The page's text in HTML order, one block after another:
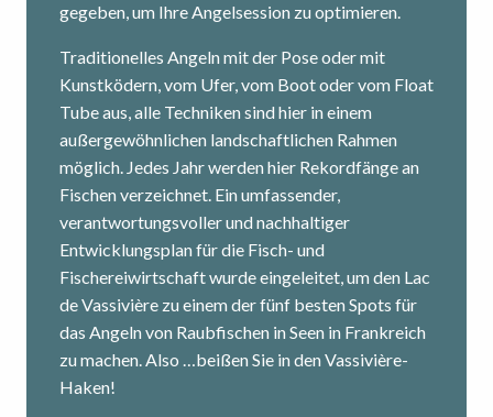
gegeben, um Ihre Angelsession zu optimieren.
Traditionelles Angeln mit der Pose oder mit
Kunstködern, vom Ufer, vom Boot oder vom Float
Tube aus, alle Techniken sind hier in einem
außergewöhnlichen landschaftlichen Rahmen
möglich. Jedes Jahr werden hier Rekordfänge an
Fischen verzeichnet. Ein umfassender,
verantwortungsvoller und nachhaltiger
Entwicklungsplan für die Fisch- und
Fischereiwirtschaft wurde eingeleitet, um den Lac
de Vassivière zu einem der fünf besten Spots für
das Angeln von Raubfischen in Seen in Frankreich
zu machen. Also …beißen Sie in den Vassivière-
Haken!